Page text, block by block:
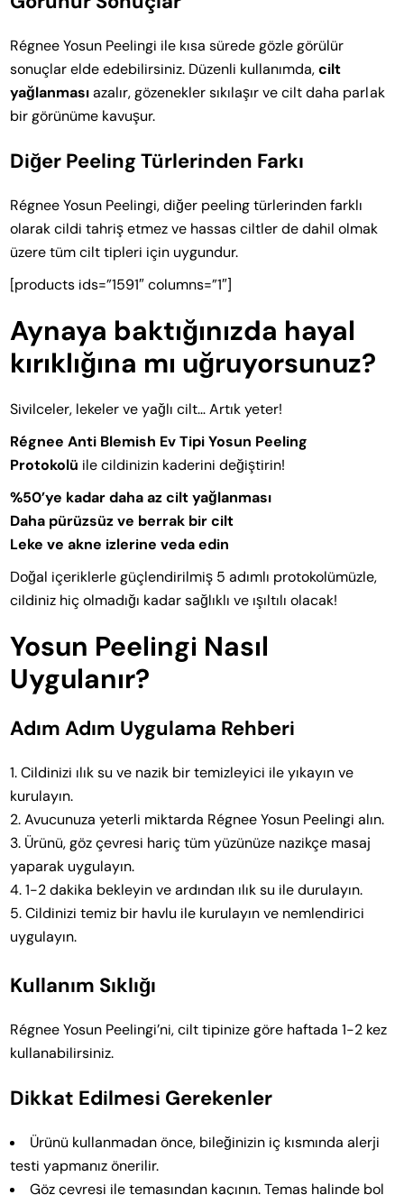
Régnee Yosun Peelingi ile kısa sürede gözle görülür
sonuçlar elde edebilirsiniz. Düzenli kullanımda,cilt
yağlanmasıazalır, gözenekler sıkılaşır ve cilt daha parlak
bir görünüme kavuşur.
Diğer Peeling Türlerinden Farkı
Régnee Yosun Peelingi, diğer peeling türlerinden farklı
olarak cildi tahriş etmez ve hassas ciltler de dahil olmak
üzere tüm cilt tipleri için uygundur.
[products ids=”1591″ columns=”1″]
Aynaya baktığınızda hayal
kırıklığına mı uğruyorsunuz?
Sivilceler, lekeler ve yağlı cilt… Artık yeter!
Régnee Anti Blemish Ev Tipi Yosun Peeling
Protokolü ile cildinizin kaderini değiştirin!
%50’ye kadar daha az cilt yağlanması
Daha pürüzsüz ve berrak bir cilt
Leke ve akne izlerine veda edin
Doğal içeriklerle güçlendirilmiş 5 adımlı protokolümüzle,
cildiniz hiç olmadığı kadar sağlıklı ve ışıltılı olacak!
Yosun Peelingi Nasıl
Uygulanır?
Adım Adım Uygulama Rehberi
Cildinizi ılık su ve nazik bir temizleyici ile yıkayın ve
kurulayın.
Avucunuza yeterli miktarda Régnee Yosun Peelingi alın.
Ürünü, göz çevresi hariç tüm yüzünüze nazikçe masaj
yaparak uygulayın.
1-2 dakika bekleyin ve ardından ılık su ile durulayın.
Cildinizi temiz bir havlu ile kurulayın ve nemlendirici
uygulayın.
Kullanım Sıklığı
Régnee Yosun Peelingi’ni, cilt tipinize göre haftada 1-2 kez
kullanabilirsiniz.
Dikkat Edilmesi Gerekenler
Ürünü kullanmadan önce, bileğinizin iç kısmında alerji
testi yapmanız önerilir.
Göz çevresi ile temasından kaçının. Temas halinde bol